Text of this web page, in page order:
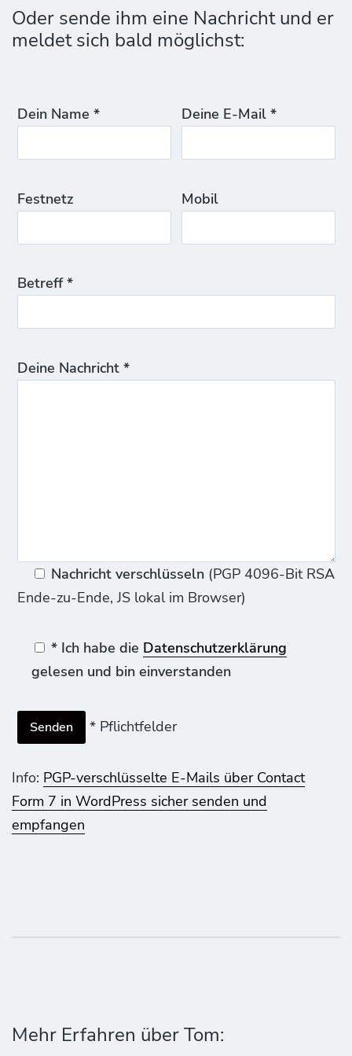
Oder sende ihm eine Nachricht und er
meldet sich bald möglichst:
Dein Name * Deine E-Mail *
Festnetz Mobil
Betreff *
Deine Nachricht *
Nachricht verschlüsseln(PGP 4096-Bit RSA
Ende-zu-Ende, JS lokal im Browser)
* Ich habe die Datenschutzerklärung
gelesen und bin einverstanden
* Pflichtfelder
Info: PGP-verschlüsselte E-Mails über Contact
Form 7 in WordPress sicher senden und
empfangen
Mehr Erfahren über Tom: